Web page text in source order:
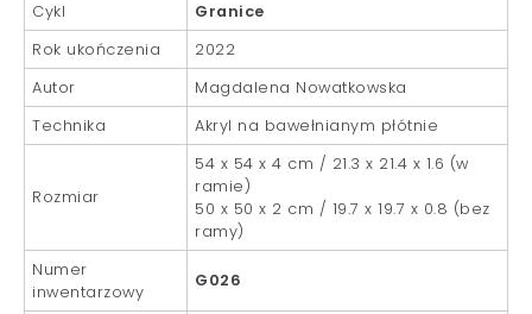
Cykl
Granice
Rok ukończenia
2022
Autor
Magdalena Nowatkowska
Technika
Akryl na bawełnianym płótnie
Rozmiar
54 x 54 x 4 cm / 21.3 x 21.4 x 1.6 (w
ramie)
50 x 50 x 2 cm / 19.7 x 19.7 x 0.8 (bez
ramy)
Numer
inwentarzowy
G026